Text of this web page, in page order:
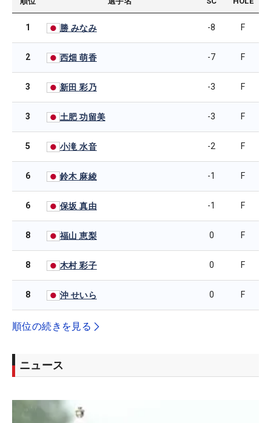
1 勝 みなみ -8 F
2 西畑 萌香 -7 F
3 新田 彩乃 -3 F
3 土肥 功留美 -3 F
5 小滝 水音 -2 F
6 鈴木 麻綾 -1 F
6 保坂 真由 -1 F
8 福山 恵梨 0 F
8 木村 彩子 0 F
8 沖 せいら 0 F
順位の続きを見る
ニュース